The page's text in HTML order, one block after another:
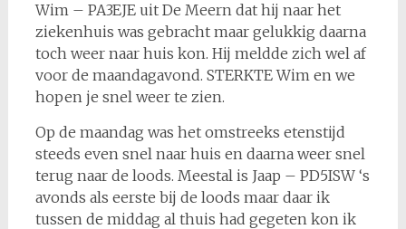
Wim – PA3EJE uit De Meern dat hij naar het
ziekenhuis was gebracht maar gelukkig daarna
toch weer naar huis kon. Hij meldde zich wel af
voor de maandagavond. STERKTE Wim en we
hopen je snel weer te zien.
Op de maandag was het omstreeks etenstijd
steeds even snel naar huis en daarna weer snel
terug naar de loods. Meestal is Jaap – PD5ISW ‘s
avonds als eerste bij de loods maar daar ik
tussen de middag al thuis had gegeten kon ik